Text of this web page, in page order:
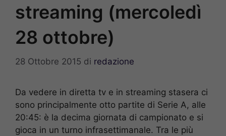
streaming (mercoledì
28 ottobre)
28 Ottobre 2015 di redazione
Da vedere in diretta tv e in streaming stasera ci
sono principalmente otto partite di Serie A, alle
20:45: è la decima giornata di campionato e si
gioca in un turno infrasettimanale. Tra le più